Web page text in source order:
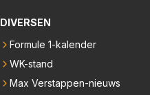
DIVERSEN
Formule 1-kalender
WK-stand
Max Verstappen-nieuws